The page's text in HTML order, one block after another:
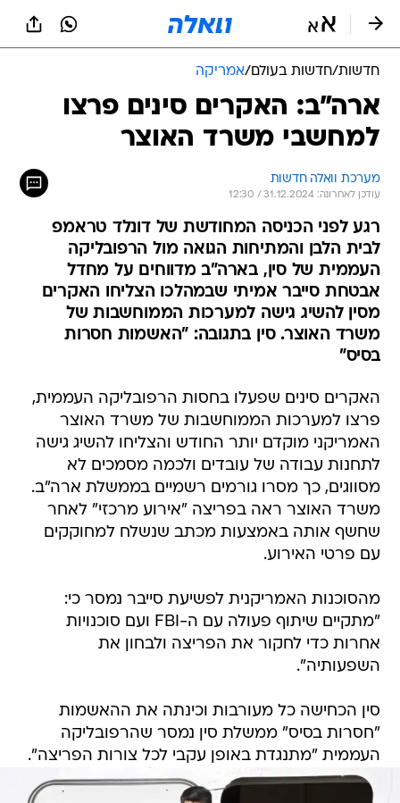
חדשות/חדשות בעולם/אמריקה
ארה"ב: האקרים סינים פרצו
למחשבי משרד האוצר
מערכת וואלה חדשות
עודכן לאחרונה: 31.12.2024 / 12:30
רגע לפני הכניסה המחודשת של דונלד טראמפ
לבית הלבן והמתיחות הגואה מול הרפובליקה
העממית של סין, בארה"ב מדווחים על מחדל
אבטחת סייבר אמיתי שבמהלכו הצליחו האקרים
מסין להשיג גישה למערכות הממוחשבות של
משרד האוצר. סין בתגובה: "האשמות חסרות
בסיס"
האקרים סינים שפעלו בחסות הרפובליקה העממית,
פרצו למערכות הממוחשבות של משרד האוצר
האמריקני מוקדם יותר החודש והצליחו להשיג גישה
לתחנות עבודה של עובדים ולכמה מסמכים לא
מסווגים, כך מסרו גורמים רשמיים בממשלת ארה"ב.
משרד האוצר ראה בפריצה "אירוע מרכזי" לאחר
שחשף אותה באמצעות מכתב שנשלח למחוקקים
עם פרטי האירוע.
מהסוכנות האמריקנית לפשיעת סייבר נמסר כי:
"מתקיים שיתוף פעולה עם ה-FBI ועם סוכנויות
אחרות כדי לחקור את הפריצה ולבחון את
השפעותיה".
סין הכחישה כל מעורבות וכינתה את ההאשמות
"חסרות בסיס" ממשלת סין נמסר שהרפובליקה
העממית "מתנגדת באופן עקבי לכל צורות הפריצה".